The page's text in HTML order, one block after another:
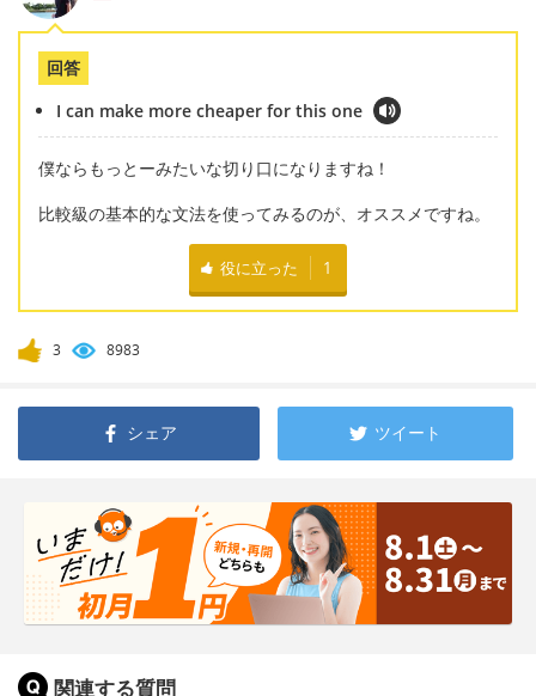
回答
I can make more cheaper for this one
僕ならもっとーみたいな切り口になりますね！
比較級の基本的な文法を使ってみるのが、オススメですね。
役に立った 1
3 8983
シェア ツイート
関連する質問